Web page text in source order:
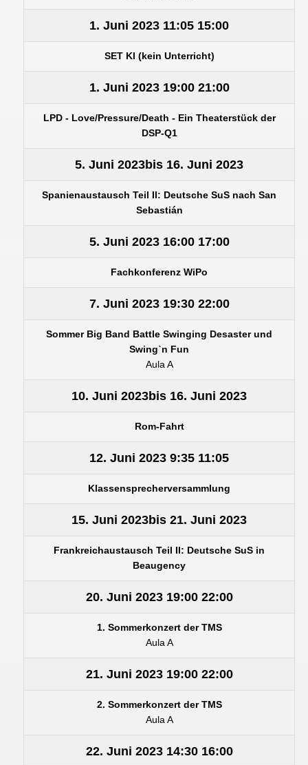
1. Juni 2023 11:05 15:00
SET KI (kein Unterricht)
1. Juni 202319:00 21:00
LPD - Love/Pressure/Death - Ein Theaterstück der
DSP-Q1
5. Juni 2023bis 16. Juni 2023
Spanienaustausch Teil II: Deutsche SuS nach San
Sebastián
5. Juni 202316:00 17:00
Fachkonferenz WiPo
7. Juni 202319:30 22:00
Sommer Big Band Battle Swinging Desaster und
Swingˋn Fun
Aula A
10. Juni 2023bis 16. Juni 2023
Rom-Fahrt
12. Juni 2023 9:35 11:05
Klassensprecherversammlung
15. Juni 2023bis 21. Juni 2023
Frankreichaustausch Teil II: Deutsche SuS in
Beaugency
20. Juni 202319:00 22:00
1. Sommerkonzert der TMS
Aula A
21. Juni 202319:00 22:00
2. Sommerkonzert der TMS
Aula A
22. Juni 202314:30 16:00